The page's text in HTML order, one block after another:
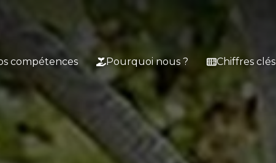
compétences Pourquoi nous ? Chiffres clés